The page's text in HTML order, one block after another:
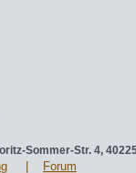
Sommer-Str. 4,
Forum